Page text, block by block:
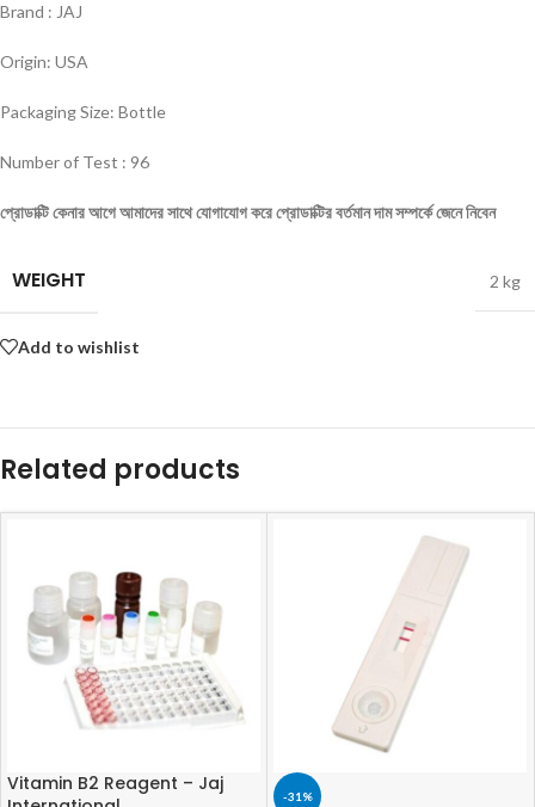
Brand : JAJ
Origin: USA
Packaging Size: Bottle
Number of Test : 96
প্রোডাক্টিকেনারআগেআমাদেরসাথেযোগাযোগকরেপ্রোডাক্টিরবর্তমানদামসম্পর্কেজেনেনিবেন
WEIGHT 2 kg
Add to wishlist
Related products
Vitamin B2 Reagent – Jaj
-31%